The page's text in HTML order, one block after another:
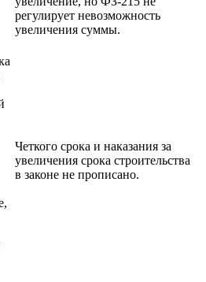
регулирует невозможность
увеличения суммы.
Четкого срока и наказания за
увеличения срока строительства
в законе не прописано.